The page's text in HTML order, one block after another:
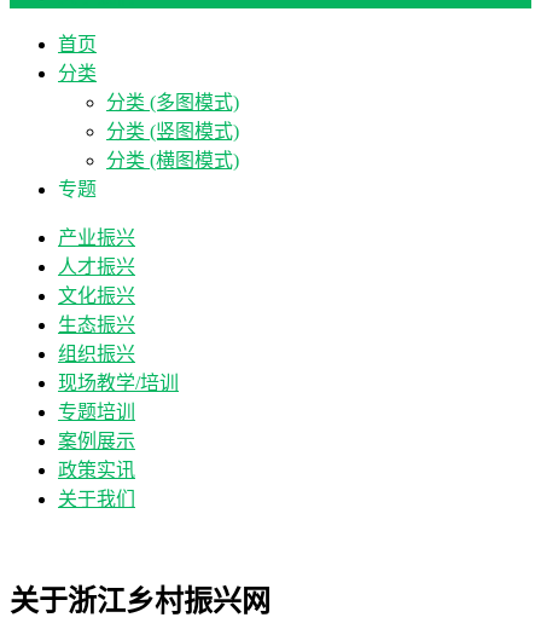
首页
分类
分类 (多图模式)
分类 (竖图模式)
分类 (横图模式)
专题
产业振兴
人才振兴
文化振兴
生态振兴
组织振兴
现场教学/培训
专题培训
案例展示
政策实讯
关于我们
关于浙江乡村振兴网